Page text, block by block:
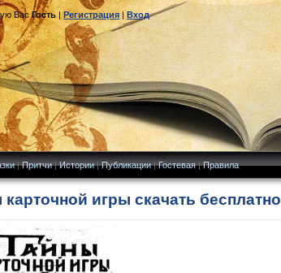
Вас Гость|Регистрация|Вход
|Притчи|Истории|Публикации|Гостевая|Правила
игры скачать бесплатно